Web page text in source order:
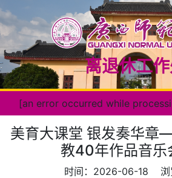
离退休工
[an error occurred while
美育大课堂 银发奏华
教40年作品音乐
时间：2026-06-18 浏